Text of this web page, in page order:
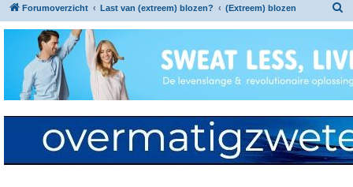
Forumoverzicht Last van (extreem) blozen? (Extreem) blozen
k